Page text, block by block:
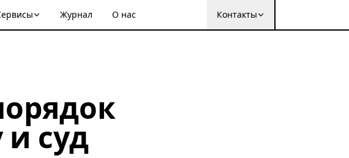
Журнал О нас Контакты
суд